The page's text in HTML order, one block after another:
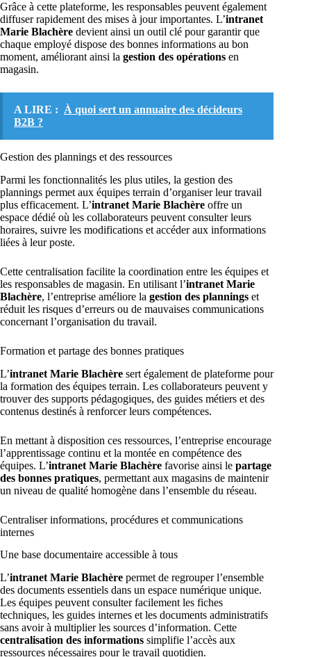
Grâce à cette plateforme, les responsables peuvent également
diffuser rapidement des mises à jour importantes. L’intranet
Marie Blachère devient ainsi un outil clé pour garantir que
chaque employé dispose des bonnes informations au bon
moment, améliorant ainsi la gestion des opérations en
magasin.
A LIRE : À quoi sert un annuaire des décideurs
B2B ?
Gestion des plannings et des ressources
Parmi les fonctionnalités les plus utiles, la gestion des
plannings permet aux équipes terrain d’organiser leur travail
plus efficacement. L’intranet Marie Blachère offre un
espace dédié où les collaborateurs peuvent consulter leurs
horaires, suivre les modifications et accéder aux informations
liées à leur poste.
Cette centralisation facilite la coordination entre les équipes et
les responsables de magasin. En utilisant l’intranet Marie
Blachère, l’entreprise améliore la gestion des plannings et
réduit les risques d’erreurs ou de mauvaises communications
concernant l’organisation du travail.
Formation et partage des bonnes pratiques
L’intranet Marie Blachère sert également de plateforme pour
la formation des équipes terrain. Les collaborateurs peuvent y
trouver des supports pédagogiques, des guides métiers et des
contenus destinés à renforcer leurs compétences.
En mettant à disposition ces ressources, l’entreprise encourage
l’apprentissage continu et la montée en compétence des
équipes. L’intranet Marie Blachère favorise ainsi le partage
des bonnes pratiques, permettant aux magasins de maintenir
un niveau de qualité homogène dans l’ensemble du réseau.
Centraliser informations, procédures et communications
internes
Une base documentaire accessible à tous
L’intranet Marie Blachère permet de regrouper l’ensemble
des documents essentiels dans un espace numérique unique.
Les équipes peuvent consulter facilement les fiches
techniques, les guides internes et les documents administratifs
sans avoir à multiplier les sources d’information. Cette
centralisation des informations simplifie l’accès aux
ressources nécessaires pour le travail quotidien.